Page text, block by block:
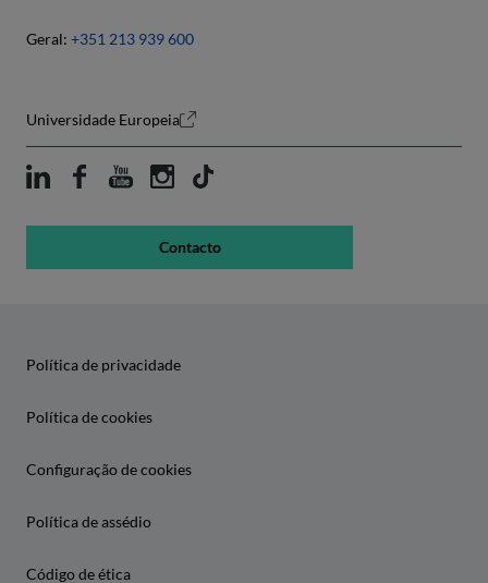
Geral: +351 213 939 600
Universidade Europeia
Contacto
Política de privacidade
Política de cookies
Configuração de cookies
Política de assédio
Código de ética